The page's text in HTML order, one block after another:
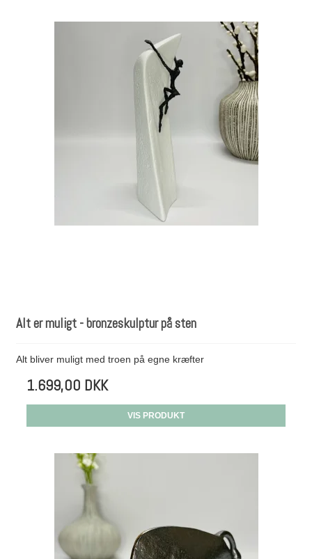
Alt er muligt - bronzeskulptur på sten
Alt bliver muligt med troen på egne kræfter
1.699,00 DKK
VIS PRODUKT